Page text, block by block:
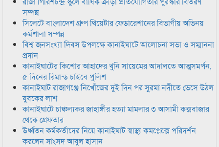
সম্পন্ন
সিলেটে বাংলাদেশ গ্রুপ থিয়েটার ফেডারেশানের বিভাগীয় অভিনয়
কর্মশালা সম্পন্ন
বিশ্ব জনসংখ্যা দিবস উপলক্ষে কানাইঘাটে আলোচনা সভা ও সম্মাননা
প্রদান
কানাইঘাটের কিশোর আহাদের খুনি সায়েমের আদালতে আত্মসমর্পন,
৫ দিনের রিমান্ড চাইবে পুলিশ
কানাইঘাট রাজাগঞ্জে নিখোঁজের দুই দিন পর সুরমা নদীতে ভেসে উঠল
যুবকের লাশ
কানাইঘাটে চাঞ্চল্যকর জাহাঙ্গীর হত্যা মামলার ৩ আসামী কক্সবাজার
থেকে গ্রেফতার
উর্ধ্বতন কর্মকর্তাদের নিয়ে কানাইঘাট স্বাস্থ্য কমপ্লেক্সে পরিদর্শন
করলেন সাংসদ আবুল হাসান